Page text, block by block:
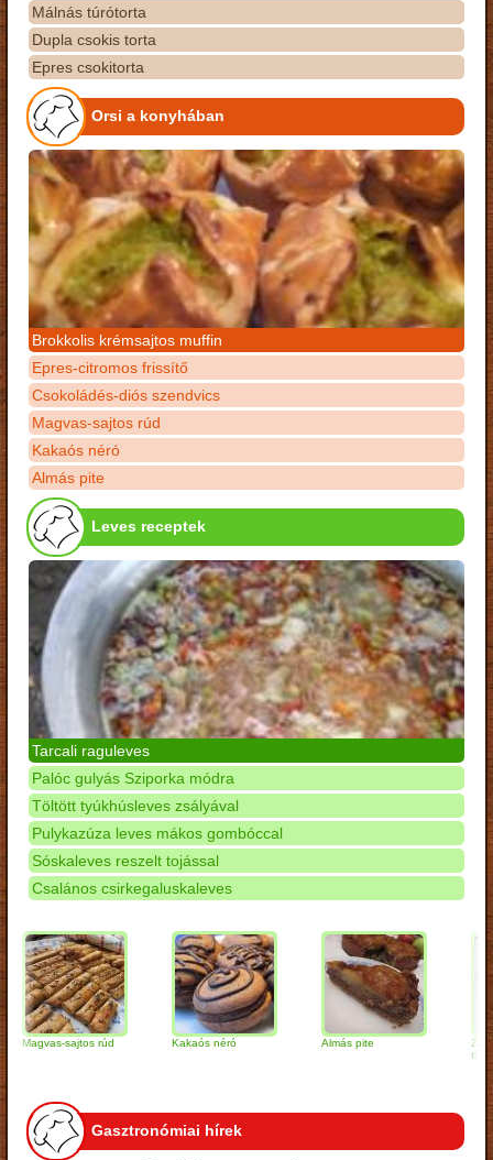
Málnás túrótorta
Dupla csokis torta
Epres csokitorta
Orsi a konyhában
Brokkolis krémsajtos muffin
Epres-citromos frissítő
Csokoládés-diós szendvics
Magvas-sajtos rúd
Kakaós néró
Almás pite
Leves receptek
Tarcali raguleves
Palóc gulyás Sziporka módra
Töltött tyúkhúsleves zsályával
Pulykazúza leves mákos gombóccal
Sóskaleves reszelt tojással
Csalános csirkegaluskaleves
sajtos rúd Kakaós néró Almás pite
Gasztronómiai hírek